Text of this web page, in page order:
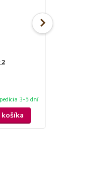
2
3-5 dní